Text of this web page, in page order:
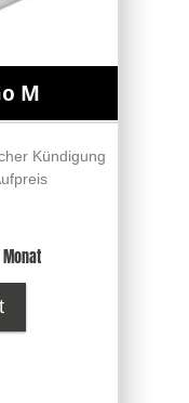
M
Kündigung